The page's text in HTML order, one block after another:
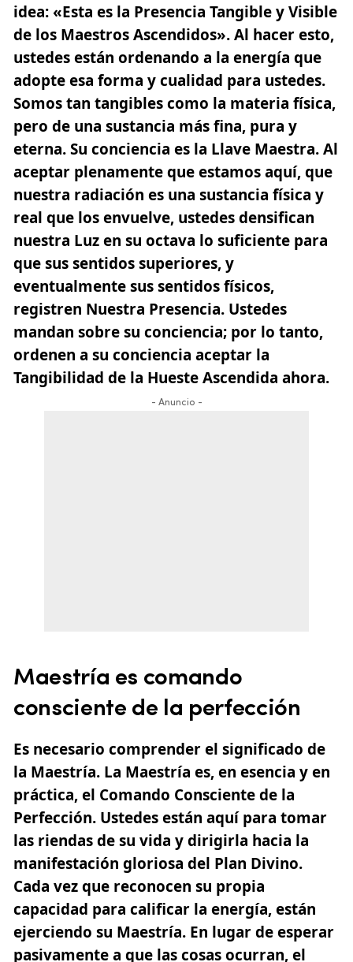
idea:«Esta es la Presencia Tangible y Visible
de los Maestros Ascendidos». Al hacer esto,
ustedes están ordenando a la energía que
adopte esa forma y cualidad para ustedes.
Somos tan tangibles como la materia física,
pero de una sustancia más fina, pura y
eterna. Su conciencia es la Llave Maestra. Al
aceptar plenamente que estamos aquí, que
nuestra radiación es una sustancia física y
real que los envuelve, ustedes densifican
nuestra Luz en su octava lo suficiente para
que sus sentidos superiores, y
eventualmente sus sentidos físicos,
registren Nuestra Presencia. Ustedes
mandan sobre su conciencia; por lo tanto,
ordenen a su conciencia aceptar la
Tangibilidad de la Hueste Ascendida ahora.
- Anuncio -
Maestría es comando
consciente de la perfección
Es necesario comprender el significado de
la Maestría. La Maestría es, en esencia y en
práctica, el Comando Consciente de la
Perfección. Ustedes están aquí para tomar
las riendas de su vida y dirigirla hacia la
manifestación gloriosa del Plan Divino.
Cada vez que reconocen su propia
capacidad para calificar la energía, están
ejerciendo su Maestría. En lugar de esperar
pasivamente a que las cosas ocurran, el